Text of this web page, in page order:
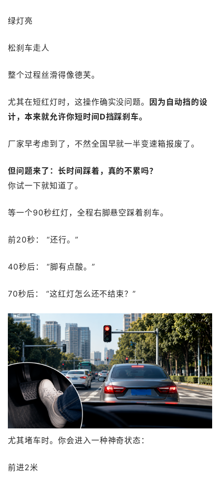
绿灯亮
松刹车走人
整个过程丝滑得像德芙。
尤其在短红灯时，这操作确实没问题。 因为自动挡的设
计，本来就允许你短时间D挡踩刹车。
厂家早考虑到了，不然全国早就一半变速箱报废了。
但问题来了：长时间踩着， 真的不累吗？
你试一下就知道了。
等一个90秒红灯，全程右脚悬空踩着刹车。
前20秒： “还行。”
40秒后： “脚有点酸。”
70秒后： “这红灯怎么还不结束？”
尤其堵车时。你会进入一种神奇状态：
前进2米